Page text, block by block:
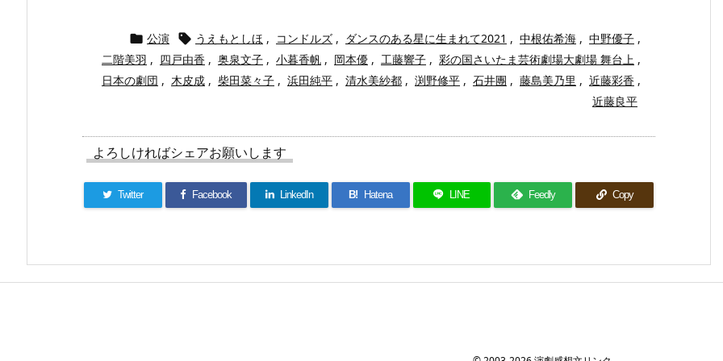
 公演  うえもとしほ , コンドルズ , ダンスのある星に生まれて2021 , 中根佑希海 , 中野優子 ,
二階美羽 , 四戸由香 , 奥泉文子 , 小暮香帆 , 岡本優 , 工藤響子 , 彩の国さいたま芸術劇場大劇場 舞台上 ,
日本の劇団 , 木皮成 , 柴田菜々子 , 浜田純平 , 清水美紗都 , 渕野修平 , 石井團 , 藤島美乃里 , 近藤彩香 ,
近藤良平
よろしければシェアお願いします
Twitter Facebook LinkedIn B! Hatena LINE Feedly Copy